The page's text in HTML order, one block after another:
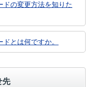
ドの変更方法を知りた
ドとは何ですか。
先